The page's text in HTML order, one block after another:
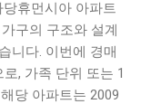
휴먼시아 아파트
구의 구조와 설계
니다. 이번에 경매
, 가족 단위 또는 1
당 아파트는 2009